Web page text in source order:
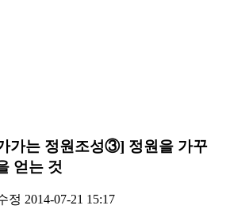
가는 정원조성③] 정원을 가꾸
얻는 것
정 2014-07-21 15:17